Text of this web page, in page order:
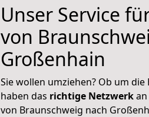
Unser Service
von
Großenhain
Sie wollen umziehen? Ob um
haben das richtige Netzwerk
von Braunschweig nach